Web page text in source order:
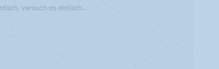
versuch es einfach…